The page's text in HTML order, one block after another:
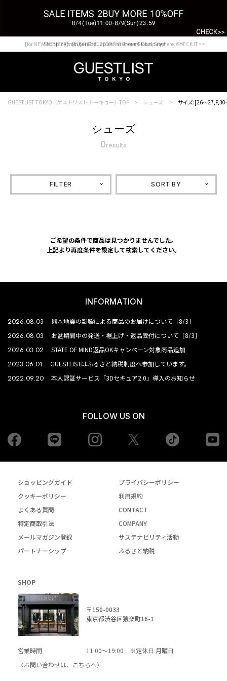
Shopping from outside Japan? Visit our Global Site here. >>
【for NEW MEMBER】新規会員様1000Point Present Campaign CHECK IT>>
GUESTLIST TOKYO（ゲストリスト トーキョー）TOP シューズ サイズ:[26～
シューズ
0results
FILTER SORT BY
ご希望の条件で商品は見つかりませんでした。
上記より再度条件を設定して検索してください。
INFORMATION
2026.08.03 熊本地震の影響による商品のお届けについて［8/3］
2026.08.03 お盆期間中の発送・裾上げ・返品受付について［8/3］
2026.03.02 STATE OF MIND返品OKキャンペーン対象商品追加
2023.06.01 GUESTLISTはふるさと納税制度へ参加しています。
2022.09.20 本人認証サービス「3Dセキュア2.0」導入のお知らせ
FOLLOW US ON
Facebook Instagram tiktok
ショッピングガイド
プライバシーポリシー
クッキーポリシー
利用規約
よくある質問
CONTACT
特定商取引法
COMPANY
メールマガジン登録
サステナビリティ活動
パートナーシップ
ふるさと納税
SHOP
〒150-0033
東京都渋谷区猿楽町16-1
営業時間
11:00～19:00 ※定休日 月曜日
〈お問い合わせは、
こちらへ〉